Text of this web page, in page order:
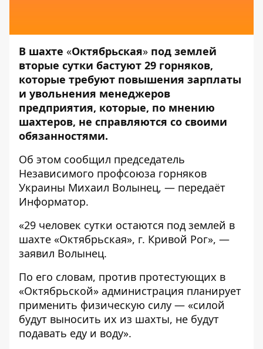
В шахте «Октябрьская» под землей
вторые сутки бастуют 29 горняков,
которые требуют повышения зарплаты
и увольнения менеджеров
предприятия, которые, по мнению
шахтеров, не справляются со своими
обязанностями.
Об этом сообщил председатель
Независимого профсоюза горняков
Украины Михаил Волынец, — передаёт
Информатор.
«29 человек сутки остаются под землей в
шахте «Октябрьская», г. Кривой Рог», —
заявил Волынец.
По его словам, против протестующих в
«Октябрьской» администрация планирует
применить физическую силу — «силой
будут выносить их из шахты, не будут
подавать еду и воду».